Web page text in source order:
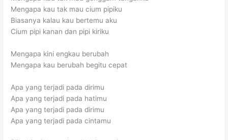
Mengapa kau tak mau cium pipiku
Biasanya kalau kau bertemu aku
Cium pipi kanan dan pipi kiriku
Mengapa kini engkau berubah
Mengapa kau berubah begitu cepat
Apa yang terjadi pada dirimu
Apa yang terjadi pada hatimu
Apa yang terjadi pada dirimu
Apa yang terjadi pada cintamu